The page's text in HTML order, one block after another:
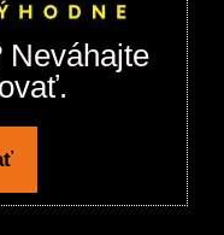
Neváhajte